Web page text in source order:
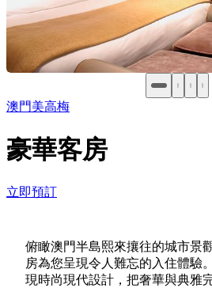
澳門美高梅
豪華客房
立即預訂
俯瞰澳門半島熙來攘往的城市景
房為您呈現令人難忘的入住體驗
現時尚現代設計，把奢華與典雅